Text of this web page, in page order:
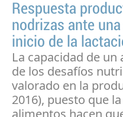
Respuesta
nodrizas ante
inicio de la
La capacidad de
de los desafíos
valorado en la
2016), puesto que
alimentos hacen